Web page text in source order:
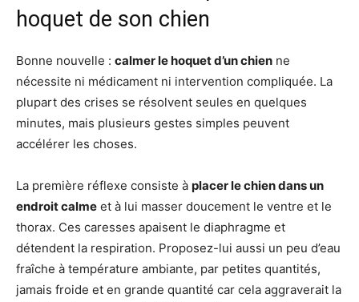
hoquet de son chien
Bonne nouvelle : calmer le hoquet d’un chien ne
nécessite ni médicament ni intervention compliquée. La
plupart des crises se résolvent seules en quelques
minutes, mais plusieurs gestes simples peuvent
accélérer les choses.
La première réflexe consiste à placer le chien dans un
endroit calme et à lui masser doucement le ventre et le
thorax. Ces caresses apaisent le diaphragme et
détendent la respiration. Proposez-lui aussi un peu d’eau
fraîche à température ambiante, par petites quantités,
jamais froide et en grande quantité car cela aggraverait la